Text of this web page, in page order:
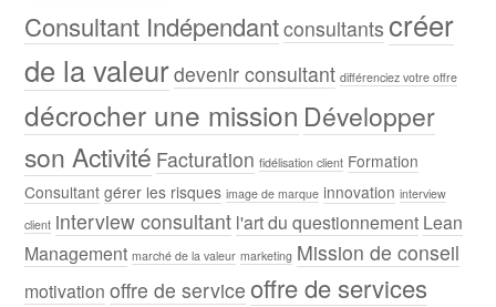
Consultant Indépendantconsultants créer
de la valeurdevenir consultant différenciez votre offre
décrocher une mission Développer
son Activité Facturation fidélisation client Formation
Consultant gérer les risques image de marque innovation interview
client interview consultant l'art du questionnement Lean
Management marché de la valeur marketing Mission de conseil
motivation offre de service offre de services